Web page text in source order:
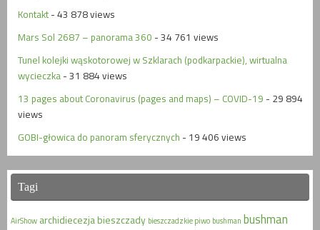
Kontakt - 43 878 views
Mars Sol 2687 – panorama 360 - 34 761 views
Tunel kolejki wąskotorowej w Szklarach (podkarpackie), wirtualna
wycieczka - 31 884 views
13 pages about Coronavirus (pages and maps) – COVID-19 - 29 894
views
GOBI-głowica do panoram sferycznych - 19 406 views
Tagi
AirShow archidiecezjabieszczady bieszczadzkie piwo bushman bushman